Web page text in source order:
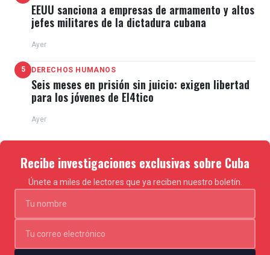
EEUU sanciona a empresas de armamento y altos
jefes militares de la dictadura cubana
Ayer
5 DERECHOS HUMANOS
Seis meses en prisión sin juicio: exigen libertad
para los jóvenes de El4tico
Ayer
Recibe investigaciones exclusivas sobre Cuba
Únete a miles de lectores que ya reciben nuestro boletín.